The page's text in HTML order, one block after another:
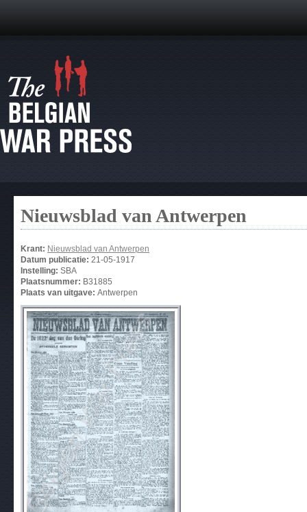
Nieuwsblad van Antwerpen
Krant: Nieuwsblad van Antwerpen
Datum publicatie: 21-05-1917
Instelling: SBA
Plaatsnummer: B31885
Plaats van uitgave: Antwerpen